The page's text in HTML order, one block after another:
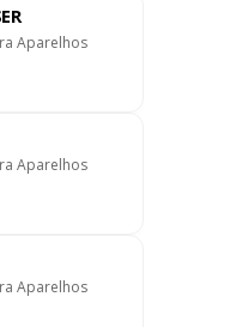
Aparelhos
Aparelhos
Aparelhos